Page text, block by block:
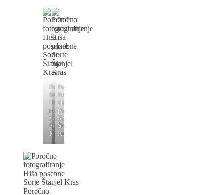
Poročno
fotografiranje
Hiša
posebne
Sorte
Štanjel
Kras
Poročno
fotografiranje
Hiša
posebne
Sorte
Štanjel
Kras
Poročno